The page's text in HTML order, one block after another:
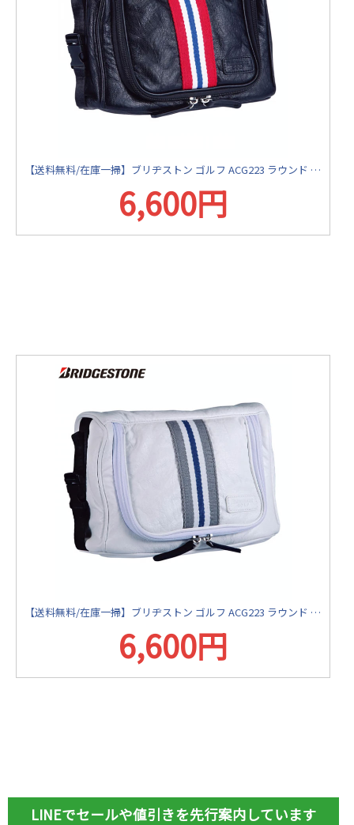
【送料無料/在庫一掃】ブリヂストン ゴルフ ACG223 ラウンド ポーチ ブラック(BK) ゴルフバッグ BRIDGESTONE【あすアト】
6,600円
【送料無料/在庫一掃】ブリヂストン ゴルフ ACG223 ラウンド ポーチ ホワイト(WH) ゴルフバッグ BRIDGESTONE【あすアト】
6,600円
LINEでセールや値引きを先行案内しています